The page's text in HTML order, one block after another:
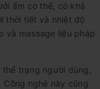
ấm cơ thể, có khả
thời tiết và nhiệt độ
và massage liệu pháp
trạng người dùng,
nghệ này cũng